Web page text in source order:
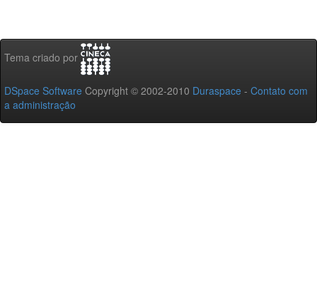
Tema criado por
DSpace Software Copyright © 2002-2010 Duraspace - Contato com
a administração